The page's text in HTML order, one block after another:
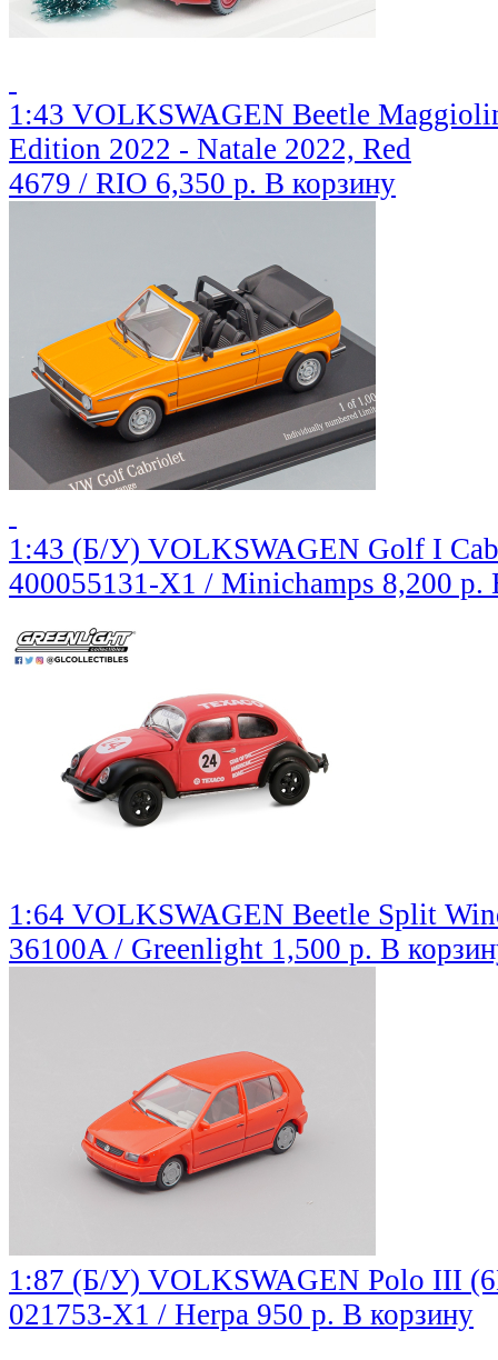
1:43 VOLKSWAGEN Beetle
Edition 2022 - Natale 2022, Red
4679 / RIO 6,350 р. В корзину
1:43 (Б/У) VOLKSWAGEN Golf I
400055131-X1 / Minichamps 8,200 р.
1:64 VOLKSWAGEN Beetle Split
36100A / Greenlight 1,500 р. В
1:87 (Б/У) VOLKSWAGEN Polo III
021753-X1 / Herpa 950 р. В корзину